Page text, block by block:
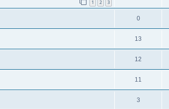
1 2 3
0
13
12
11
3